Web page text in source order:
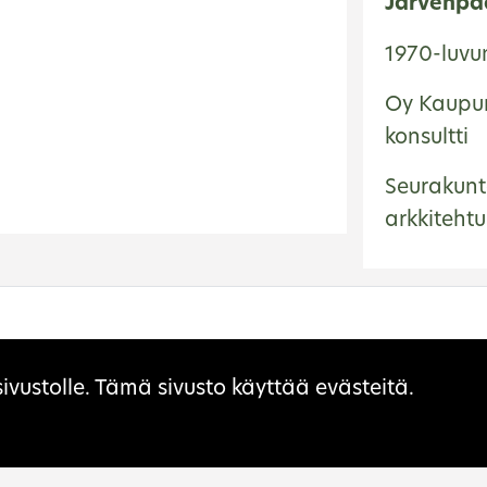
1970-
Oy
konsultti
Tämä sivusto käyttää evästeitä.